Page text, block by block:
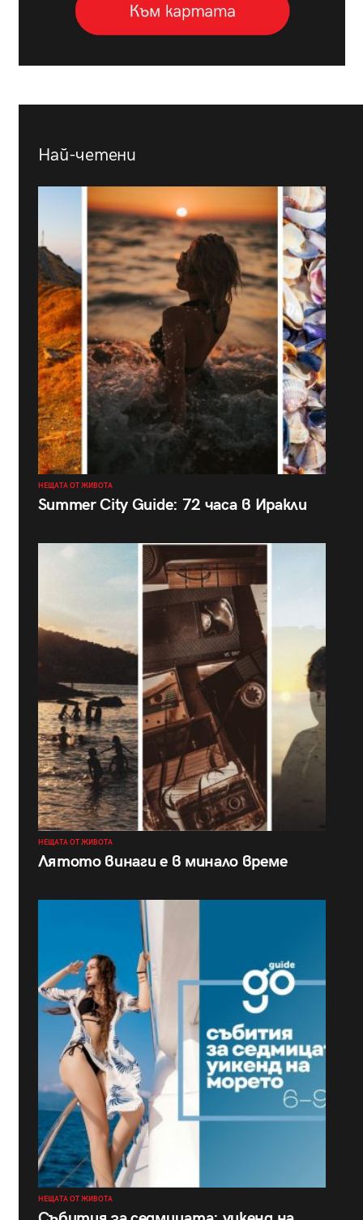
Най-четени
НЕЩАТА ОТ ЖИВОТА
Summer City Guide: 72 часа в Иракли
НЕЩАТА ОТ ЖИВОТА
Лятото винаги е в минало време
НЕЩАТА ОТ ЖИВОТА